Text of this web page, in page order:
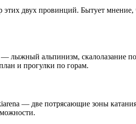
этих двух провинций. Бытует
альпинизм, скалолазание
и прогулки по горам.
— две потрясающие зоны